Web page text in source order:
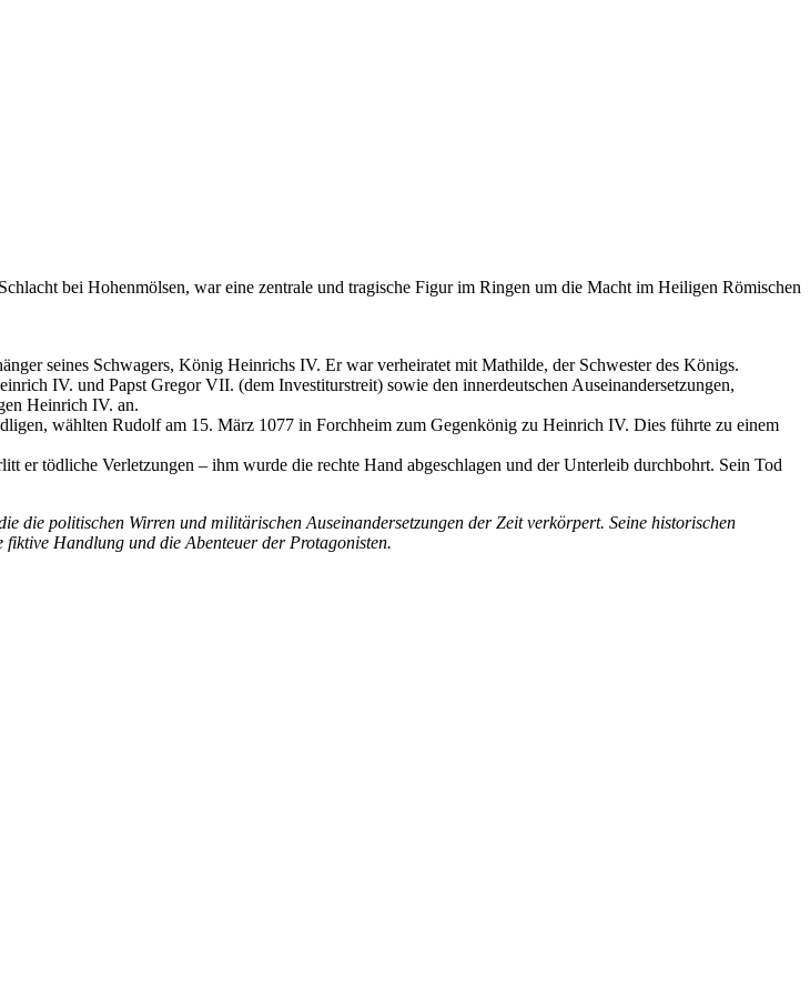
bei Hohenmölsen, war eine zentrale und tragische Figur im Ringen um die Macht im Heiligen Römischen
seines Schwagers, König Heinrichs IV. Er war verheiratet mit Mathilde, der Schwester des Königs.
IV. und Papst Gregor VII. (dem Investiturstreit) sowie den innerdeutschen Auseinandersetzungen,
Heinrich IV. an.
wählten Rudolf am 15. März 1077 in Forchheim zum Gegenkönig zu Heinrich IV. Dies führte zu einem
er tödliche Verletzungen – ihm wurde die rechte Hand abgeschlagen und der Unterleib durchbohrt. Sein Tod
politischen Wirren und militärischen Auseinandersetzungen der Zeit verkörpert. Seine historischen
Handlung und die Abenteuer der Protagonisten.